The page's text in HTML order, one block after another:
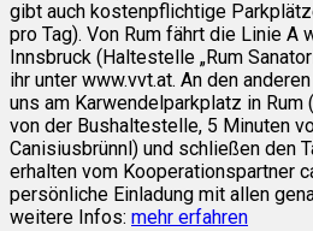
gibt auch kostenpflichtige
pro Tag). Von Rum fährt die Linie A
Innsbruck (Haltestelle „Rum
ihr unter www.vvt.at. An den
uns am Karwendelparkplatz in Rum
von der Bushaltestelle, 5 Minuten
Canisiusbrünnl) und schließen den
erhalten vom Kooperationspartner
persönliche Einladung mit allen
weitere Infos: mehr erfahren